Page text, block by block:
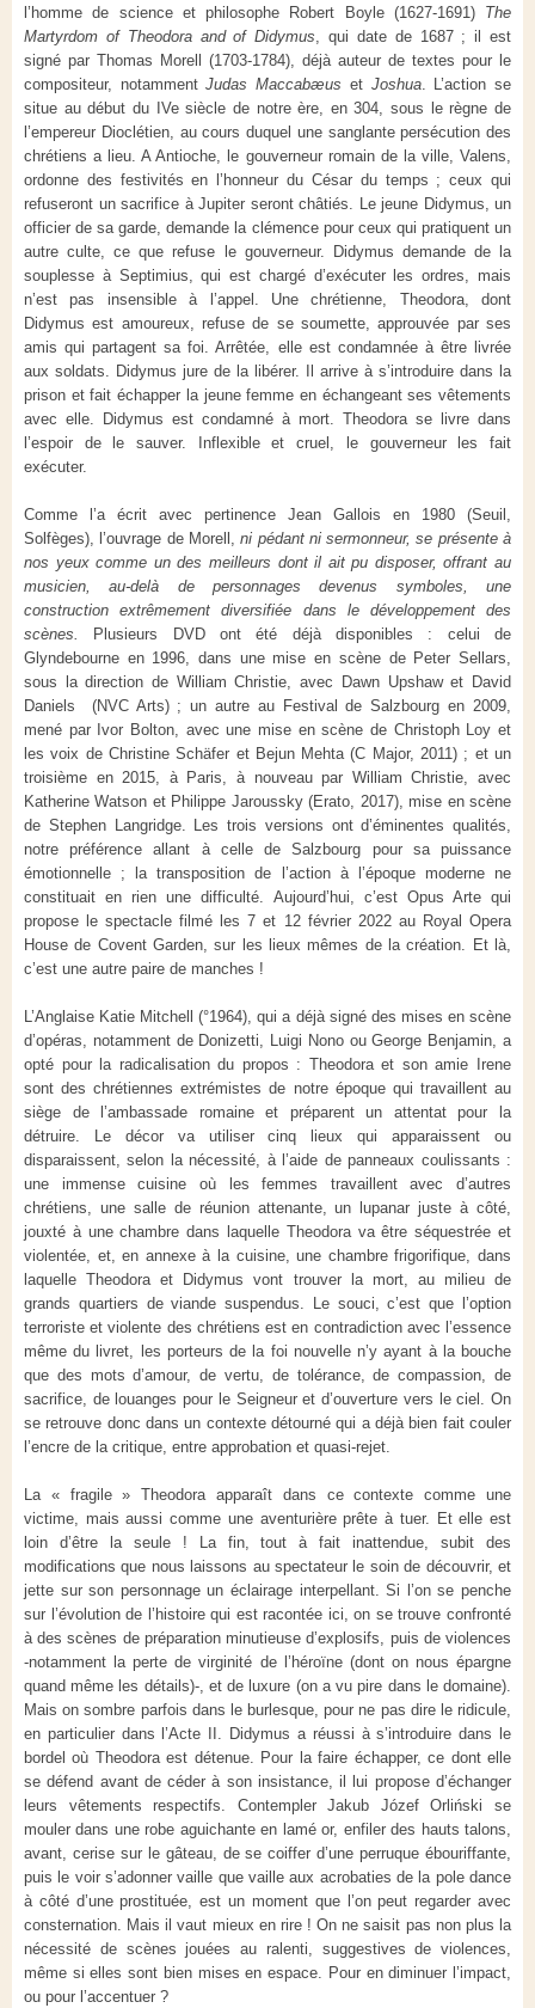
l’homme de science et philosophe Robert Boyle (1627-1691) The
Martyrdom of Theodora and of Didymus, qui date de 1687 ; il est
signé par Thomas Morell (1703-1784), déjà auteur de textes pour le
compositeur, notammentJudas Maccabæus et Joshua. L’action se
situe au début du IVe siècle de notre ère, en 304, sous le règne de
l’empereur Dioclétien, au cours duquel une sanglante persécution des
chrétiens a lieu. A Antioche, le gouverneur romain de la ville, Valens,
ordonne des festivités en l’honneur du César du temps ; ceux qui
refuseront un sacrifice à Jupiter seront châtiés. Le jeune Didymus, un
officier de sa garde, demande la clémence pour ceux qui pratiquent un
autre culte, ce que refuse le gouverneur. Didymus demande de la
souplesse à Septimius, qui est chargé d’exécuter les ordres, mais
n’est pas insensible à l’appel. Une chrétienne, Theodora, dont
Didymus est amoureux, refuse de se soumette, approuvée par ses
amis qui partagent sa foi. Arrêtée, elle est condamnée à être livrée
aux soldats. Didymus jure de la libérer. Il arrive à s’introduire dans la
prison et fait échapper la jeune femme en échangeant ses vêtements
avec elle. Didymus est condamné à mort. Theodora se livre dans
l’espoir de le sauver. Inflexible et cruel, le gouverneur les fait
exécuter.
Comme l’a écrit avec pertinence Jean Gallois en 1980 (Seuil,
Solfèges), l’ouvrage de Morell,ni pédant ni sermonneur, se présente à
nos yeux comme un des meilleurs dont il ait pu disposer, offrant au
musicien, au-delà de personnages devenus symboles, une
construction extrêmement diversifiée dans le développement des
scènes.
Plusieurs DVD ont été déjà disponibles : celui de
Glyndebourne en 1996, dans une mise en scène de Peter Sellars,
sous la direction de William Christie, avec Dawn Upshaw et David
Daniels (NVC Arts) ; un autre au Festival de Salzbourg en 2009,
mené par Ivor Bolton, avec une mise en scène de Christoph Loy et
les voix de Christine Schäfer et Bejun Mehta (C Major, 2011) ; et un
troisième en 2015, à Paris, à nouveau par William Christie, avec
Katherine Watson et Philippe Jaroussky (Erato, 2017), mise en scène
de Stephen Langridge. Les trois versions ont d’éminentes qualités,
notre préférence allant à celle de Salzbourg pour sa puissance
émotionnelle ; la transposition de l’action à l’époque moderne ne
constituait en rien une difficulté. Aujourd’hui, c’est Opus Arte qui
propose le spectacle filmé les 7 et 12 février 2022 au Royal Opera
House de Covent Garden, sur les lieux mêmes de la création. Et là,
c’est une autre paire de manches !
L’Anglaise Katie Mitchell (°1964), qui a déjà signé des mises en scène
d’opéras, notamment de Donizetti, Luigi Nono ou George Benjamin, a
opté pour la radicalisation du propos : Theodora et son amie Irene
sont des chrétiennes extrémistes de notre époque qui travaillent au
siège de l’ambassade romaine et préparent un attentat pour la
détruire. Le décor va utiliser cinq lieux qui apparaissent ou
disparaissent, selon la nécessité, à l’aide de panneaux coulissants :
une immense cuisine où les femmes travaillent avec d’autres
chrétiens, une salle de réunion attenante, un lupanar juste à côté,
jouxté à une chambre dans laquelle Theodora va être séquestrée et
violentée, et, en annexe à la cuisine, une chambre frigorifique, dans
laquelle Theodora et Didymus vont trouver la mort, au milieu de
grands quartiers de viande suspendus. Le souci, c’est que l’option
terroriste et violente des chrétiens est en contradiction avec l’essence
même du livret, les porteurs de la foi nouvelle n’y ayant à la bouche
que des mots d’amour, de vertu, de tolérance, de compassion, de
sacrifice, de louanges pour le Seigneur et d’ouverture vers le ciel. On
se retrouve donc dans un contexte détourné qui a déjà bien fait couler
l’encre de la critique, entre approbation et quasi-rejet.
La « fragile » Theodora apparaît dans ce contexte comme une
victime, mais aussi comme une aventurière prête à tuer. Et elle est
loin d’être la seule ! La fin, tout à fait inattendue, subit des
modifications que nous laissons au spectateur le soin de découvrir, et
jette sur son personnage un éclairage interpellant. Si l’on se penche
sur l’évolution de l’histoire qui est racontée ici, on se trouve confronté
à des scènes de préparation minutieuse d’explosifs, puis de violences
-notamment la perte de virginité de l’héroïne (dont on nous épargne
quand même les détails)-, et de luxure (on a vu pire dans le domaine).
Mais on sombre parfois dans le burlesque, pour ne pas dire le ridicule,
en particulier dans l’Acte II. Didymus a réussi à s’introduire dans le
bordel où Theodora est détenue. Pour la faire échapper, ce dont elle
se défend avant de céder à son insistance, il lui propose d’échanger
leurs vêtements respectifs. Contempler Jakub Józef Orliński se
mouler dans une robe aguichante en lamé or, enfiler des hauts talons,
avant, cerise sur le gâteau, de se coiffer d’une perruque ébouriffante,
puis le voir s’adonner vaille que vaille aux acrobaties de la pole dance
à côté d’une prostituée, est un moment que l’on peut regarder avec
consternation. Mais il vaut mieux en rire ! On ne saisit pas non plus la
nécessité de scènes jouées au ralenti, suggestives de violences,
même si elles sont bien mises en espace. Pour en diminuer l’impact,
ou pour l’accentuer ?